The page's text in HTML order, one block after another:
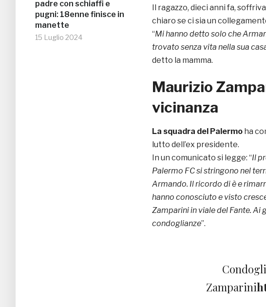
padre con schiaffi e
pugni: 18enne finisce in
manette
15 Luglio 2024
Il ragazzo, dieci anni fa,
chiaro se ci sia un
“Mi hanno detto solo che
trovato senza vita nella sua
detto la mamma.
Maurizio
vicinanza
La squadra del Palermo ha
lutto dell’ex presidente.
In un comunicato si legge: “Il
Palermo FC si stringono nel
Armando. Il ricordo di è e
hanno conosciuto e visto
Zamparini in viale del Fante. Ai
condoglianze”.
Zamparini